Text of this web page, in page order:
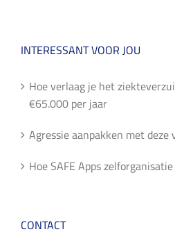
INTERESSANT VOOR JOU
Hoe verlaag je het
€65.000 per jaar
Agressie aanpakken met
Hoe SAFE Apps
CONTACT